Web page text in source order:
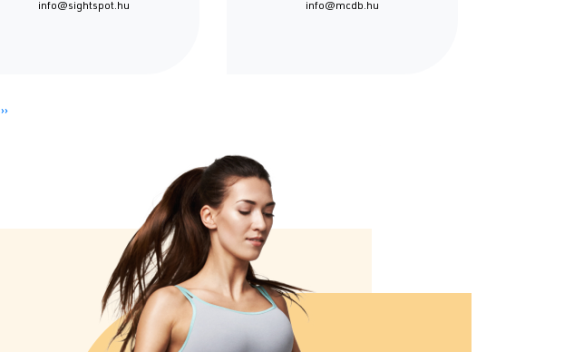
info@sightspot.hu
info@mcdb.hu
Következő
››